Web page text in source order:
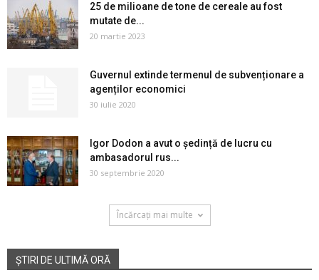
25 de milioane de tone de cereale au fost
mutate de...
20 martie 2023
Guvernul extinde termenul de subvenționare a
agenților economici
30 iulie 2020
Igor Dodon a avut o ședință de lucru cu
ambasadorul rus...
30 septembrie 2020
Încărcați mai multe
ȘTIRI DE ULTIMĂ ORĂ